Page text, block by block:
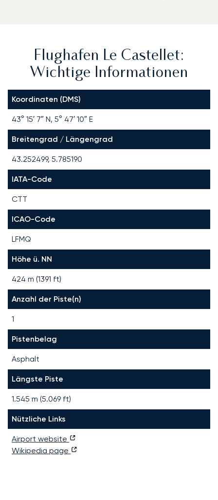
Flughafen Le Castellet:
Wichtige Informationen
Koordinaten (DMS)
43° 15′ 7″ N, 5° 47′ 10″ E
Breitengrad / Längengrad
43.252499, 5.785190
IATA-Code
CTT
ICAO-Code
LFMQ
Höhe ü. NN
424 m (1391 ft)
Anzahl der Piste(n)
1
Pistenbelag
Asphalt
Längste Piste
1.545 m (5.069 ft)
Nützliche Links
Airport website
Wikipedia page